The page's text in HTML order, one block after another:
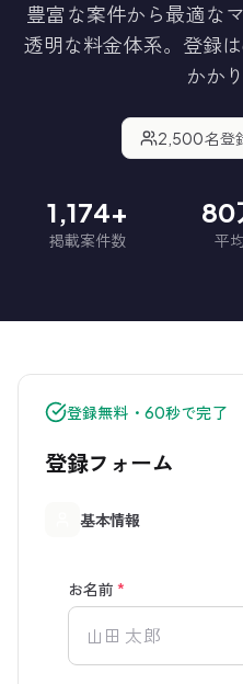
豊富な案件から最適な
透明な料金体系。 登録
かか
2,500名登
1,174+
掲載案件数
80
平
登録無料・60秒で完了
登録フォーム
基本情報
お名前 *